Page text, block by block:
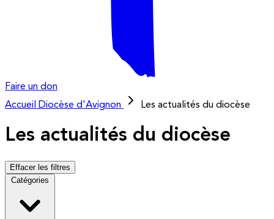
Faire un don
Accueil
Diocèse d'Avignon Les actualités du diocèse
Les actualités du diocèse
Effacer les filtres
Catégories